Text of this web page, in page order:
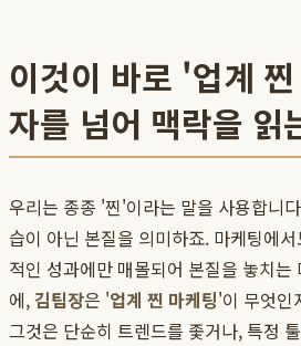
이것이 바로 '업계
자를 넘어 맥락을 읽
우리는 종종 '찐'이라는 말을 사용합니
습이 아닌 본질을 의미하죠. 마케팅에
적인 성과에만 매몰되어 본질을 놓치는
에,김팀장은 '업계 찐 마케팅'이 무엇인
그것은 단순히 트렌드를 좇거나, 특정